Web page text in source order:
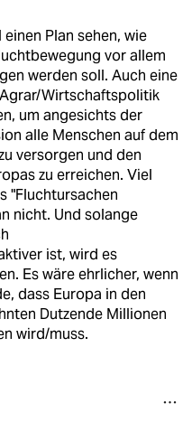
Plan sehen, wie
vor allem
werden soll. Auch eine
Wirtschaftspolitik
um angesichts der
alle Menschen auf dem
versorgen und den
zu erreichen. Viel
"Fluchtursachen
nicht. Und solange
ist, wird es
Es wäre ehrlicher, wenn
dass Europa in den
Dutzende Millionen
wird/muss.